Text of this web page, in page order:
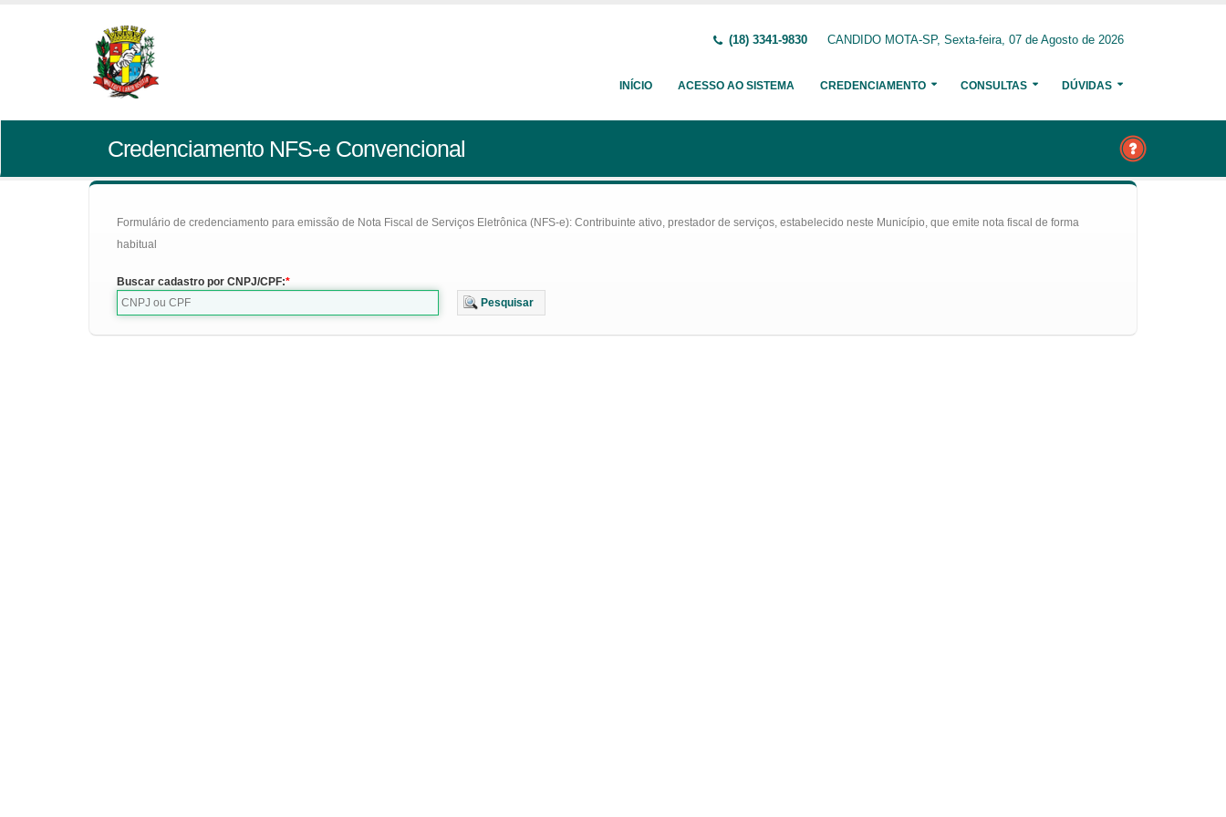
(18) 3341-9830 CANDIDO MOTA-SP, Sexta-feira, 07 de Agosto de 2026
INÍCIO ACESSO AO SISTEMA CREDENCIAMENTO CONSULTAS DÚVIDAS
Credenciamento NFS-e Convencional
Formulário de credenciamento para emissão de Nota Fiscal de Serviços Eletrônica (NFS-e): Contribuinte ativo, prestador de serviços, estabelecido neste Município, que emite nota fiscal de forma
habitual
Buscar cadastro por CNPJ/CPF:
Pesquisar